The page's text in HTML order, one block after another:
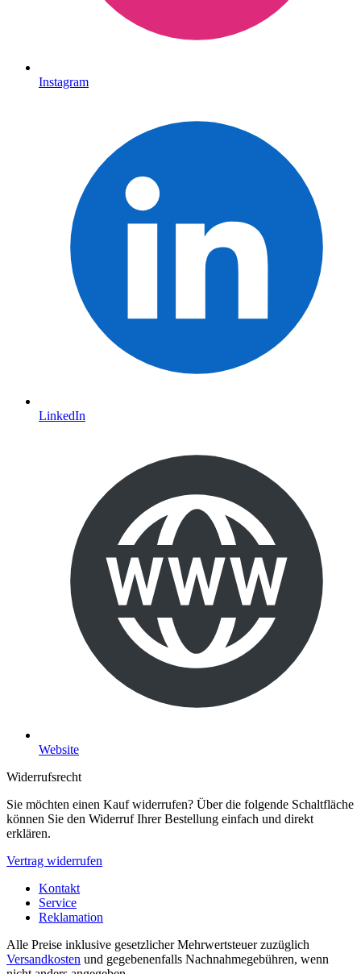
Widerrufsrecht
Sie möchten einen Kauf widerrufen? Über die folgende Schaltfläche
erklären.
Vertrag widerrufen
Kontakt
Reklamation
Alle Preise inklusive gesetzlicher Mehrwertsteuer zuzüglich
nicht anders angegeben.